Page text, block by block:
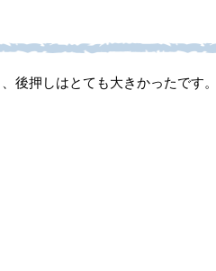
後押しはとても大きかったです。